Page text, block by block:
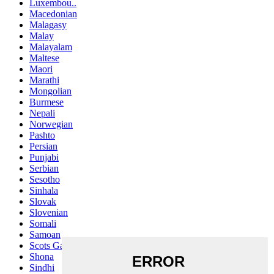
Luxembou..
Macedonian
Malagasy
Malay
Malayalam
Maltese
Maori
Marathi
Mongolian
Burmese
Nepali
Norwegian
Pashto
Persian
Punjabi
Serbian
Sesotho
Sinhala
Slovak
Slovenian
Somali
Samoan
Scots Gaelic
Shona
Sindhi